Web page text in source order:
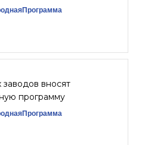
вносят
программу